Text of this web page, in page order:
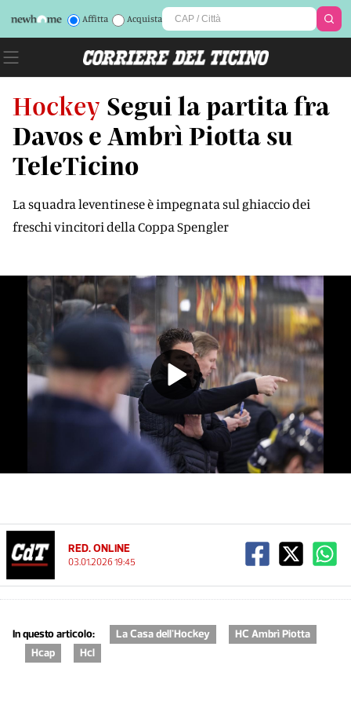
Affitta Acquista
Hockey Segui la partita fra
Davos e Ambrì Piotta su
TeleTicino
La squadra leventinese è impegnata sul ghiaccio dei
freschi vincitori della Coppa Spengler
Play
Video
RED. ONLINE
03.01.2026 19:45
In questo articolo: La Casa dell'Hockey
HC Ambrì Piotta
Hcap
Hcl